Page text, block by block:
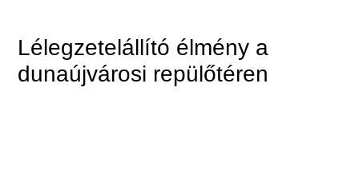
Lélegzetelállító élmény a
dunaújvárosi repülőtéren